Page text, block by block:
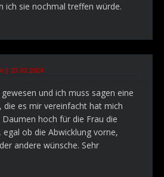
ich sie nochmal treffen würde.
| 23.02.2024
und ich muss sagen eine
die es mir vereinfacht hat mich
hoch für die Frau die
ob die Abwicklung vorne,
andere wünsche. Sehr